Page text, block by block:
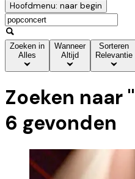
Hoofdmenu: naar begin
Zoeken in
Alles
Wanneer
Altijd
Sorteren
Relevantie
Zoeken naar "
6 gevonden